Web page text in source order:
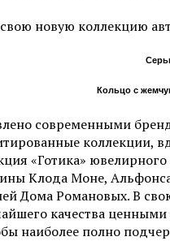
новую коллекцию
Кольцо с
современными
коллекции,
«Готика»
Клода Моне,
Дома Романовых. В
качества
наиболее полно